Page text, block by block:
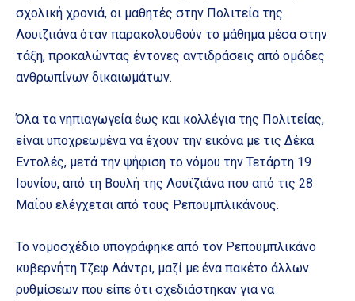
σχολική χρονιά, οι μαθητές στην Πολιτεία της
Λουιζιιάνα όταν παρακολουθούν το μάθημα μέσα στην
τάξη, προκαλώντας έντονες αντιδράσεις από ομάδες
ανθρωπίνων δικαιωμάτων.
Όλα τα νηπιαγωγεία έως και κολλέγια της Πολιτείας,
είναι υποχρεωμένα να έχουν την εικόνα με τις Δέκα
Εντολές, μετά την ψήφιση το νόμου την Τετάρτη 19
Ιουνίου, από τη Βουλή της Λουϊζιάνα που από τις 28
Μαΐου ελέγχεται από τους Ρεπουμπλικάνους.
Το νομοσχέδιο υπογράφηκε από τον Ρεπουμπλικάνο
κυβερνήτη Τζεφ Λάντρι, μαζί με ένα πακέτο άλλων
ρυθμίσεων που είπε ότι σχεδιάστηκαν για να